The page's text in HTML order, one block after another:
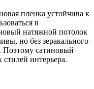
пленка устойчива к
в
натяжной потолок
но без зеракального
Поэтому сатиновый
интерьера.